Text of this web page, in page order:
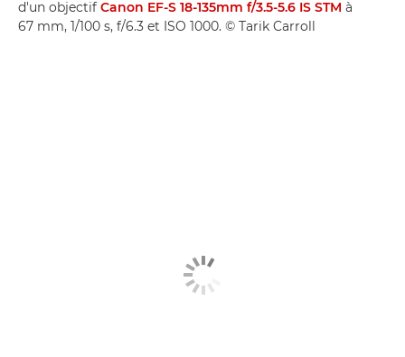
d'un objectif Canon EF-S 18-135mm f/3.5-5.6 IS STM à
67 mm, 1/100 s, f/6.3 et ISO 1000. © Tarik Carroll